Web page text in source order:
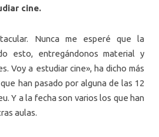
cine.
Nunca me esperé que la
esto, entregándonos material y
Voy a estudiar cine», ha dicho más
han pasado por alguna de las 12
Y a la fecha son varios los que han
aulas.